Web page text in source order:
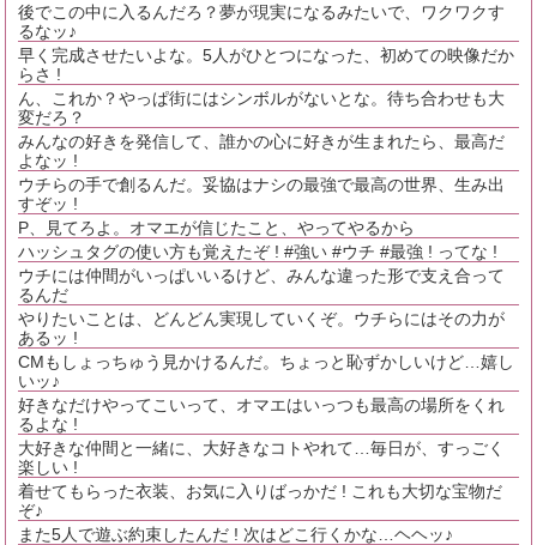
後でこの中に入るんだろ？夢が現実になるみたいで、ワクワクす
るなッ♪
早く完成させたいよな。5人がひとつになった、初めての映像だか
らさ !
ん、これか？やっぱ街にはシンボルがないとな。待ち合わせも大
変だろ？
みんなの好きを発信して、誰かの心に好きが生まれたら、最高だ
よなッ !
ウチらの手で創るんだ。妥協はナシの最強で最高の世界、生み出
すぞッ !
P、見てろよ。オマエが信じたこと、やってやるから
ハッシュタグの使い方も覚えたぞ ! #強い #ウチ #最強 ! ってな !
ウチには仲間がいっぱいいるけど、みんな違った形で支え合って
るんだ
やりたいことは、どんどん実現していくぞ。ウチらにはその力が
あるッ !
CMもしょっちゅう見かけるんだ。ちょっと恥ずかしいけど…嬉し
いッ♪
好きなだけやってこいって、オマエはいっつも最高の場所をくれ
るよな !
大好きな仲間と一緒に、大好きなコトやれて…毎日が、すっごく
楽しい !
着せてもらった衣装、お気に入りばっかだ ! これも大切な宝物だ
ぞ♪
また5人で遊ぶ約束したんだ ! 次はどこ行くかな…ヘヘッ♪